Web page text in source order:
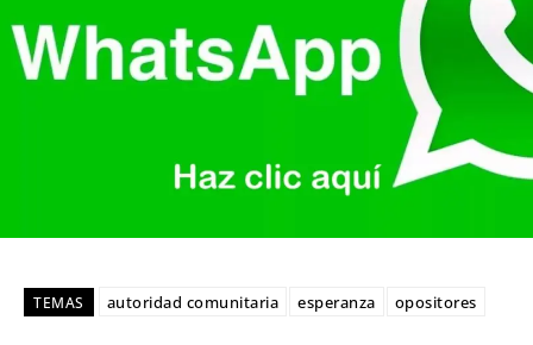
TEMAS autoridad comunitaria esperanza opositores